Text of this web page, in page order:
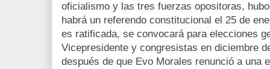
oficialismo y las tres fuerzas opositoras,
habrá un referendo constitucional el 25 de
es ratificada, se convocará para elecciones
Vicepresidente y congresistas en diciembre
después de que Evo Morales renunció a una